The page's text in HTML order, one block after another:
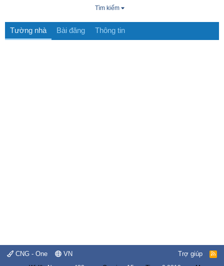
Tìm kiếm
Tường nhà Bài đăng Thông tin
CNG - One VN Trợ giúp
R